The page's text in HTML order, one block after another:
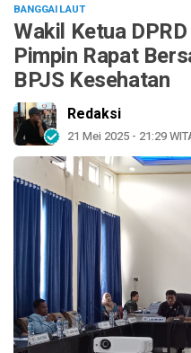
BANGGAI LAUT
Wakil Ketua
Pimpin Rapat
BPJS Kesehatan
Redaksi
21 Mei 2025 - 21:29